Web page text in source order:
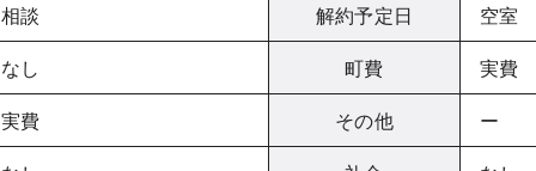
相談
解約予定日
空室
なし
町費
実費
実費
その他
ー